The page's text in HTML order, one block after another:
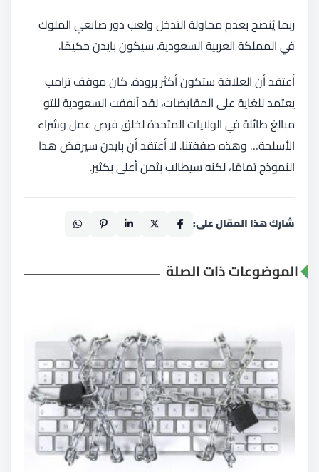
ربما يُنصح بعدم محاولة التدخل ولعب دور صانعي الملوك
في المملكة العربية السعودية. سيكون بايدن حكيمًا.
أعتقد أن العلاقة ستكون أكثر برودة. كان موقف ترامب
يعتمد للغاية على المقايضات، لقد أنفقت السعودية للتو
مبالغ طائلة في الولايات المتحدة لخلق فرص عمل وشراء
الأسلحة… وهذه صفقتنا. لا أعتقد أن بايدن سيرفض هذا
النموذج تمامًا، لكنه سيطالب بثمن أعلى بكثير.
شارك هذا المقال على:
الموضوعات ذات الصلة